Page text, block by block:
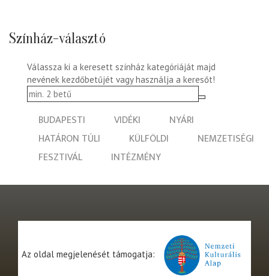
Színház-választó
Válassza ki a keresett színház kategóriáját majd
nevének kezdőbetűjét vagy használja a keresőt!
BUDAPESTI VIDÉKI
NYÁRI
HATÁRON TÚLI
KÜLFÖLDI
NEMZETISÉGI
FESZTIVÁL
INTÉZMÉNY
Az oldal megjelenését támogatja: